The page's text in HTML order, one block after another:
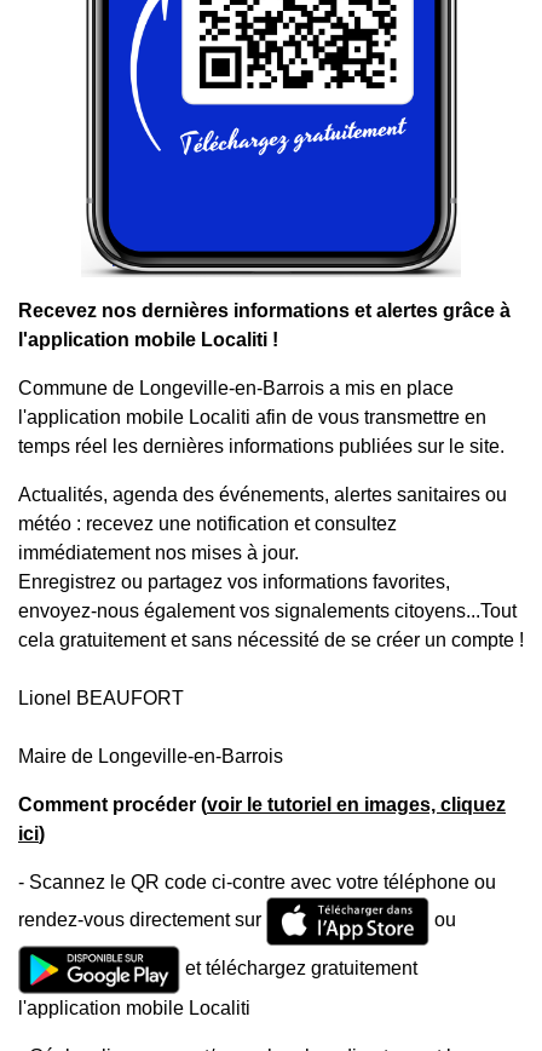
Recevez nos dernières informations et alertes grâce à
l'application mobile Localiti !
Commune de Longeville-en-Barrois a mis en place
l'application mobile Localiti afin de vous transmettre en
temps réel les dernières informations publiées sur le site.
Actualités, agenda des événements, alertes sanitaires ou
météo : recevez une notification et consultez
immédiatement nos mises à jour.
Enregistrez ou partagez vos informations favorites,
envoyez-nous également vos signalements citoyens...Tout
cela gratuitement et sans nécessité de se créer un compte !
Lionel BEAUFORT
Maire de Longeville-en-Barrois
Comment procéder (voir le tutoriel en images, cliquez
ici)
- Scannez le QR code ci-contre avec votre téléphone ou
rendez-vous directement sur
ou
et téléchargez gratuitement
l'application mobile Localiti